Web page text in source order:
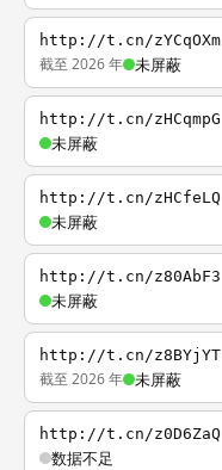
http://t.cn/zYCqOXm
截至 2026 年 未屏蔽
http://t.cn/zHCqmpG
未屏蔽
http://t.cn/zHCfeLQ
未屏蔽
http://t.cn/z80AbF3
未屏蔽
http://t.cn/z8BYjYT
截至 2026 年 未屏蔽
http://t.cn/z0D6ZaQ
数据不足